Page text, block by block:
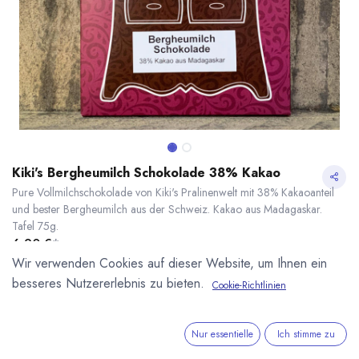
Kiki's Bergheumilch Schokolade 38% Kakao
Pure Vollmilchschokolade von Kiki's Pralinenwelt mit 38% Kakaoanteil
und bester Bergheumilch aus der Schweiz. Kakao aus Madagaskar.
Tafel 75g.
6,90 €*
(92,00€/1 kg
* inkl. MwST. zzgl. Versandkosten
Wir verwenden Cookies auf dieser Website, um Ihnen ein
besseres Nutzererlebnis zu bieten.
Cookie-Richtlinien
Nur essentielle Ich stimme zu